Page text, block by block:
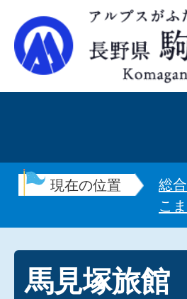
現在の位置 総
こ
馬見塚旅館